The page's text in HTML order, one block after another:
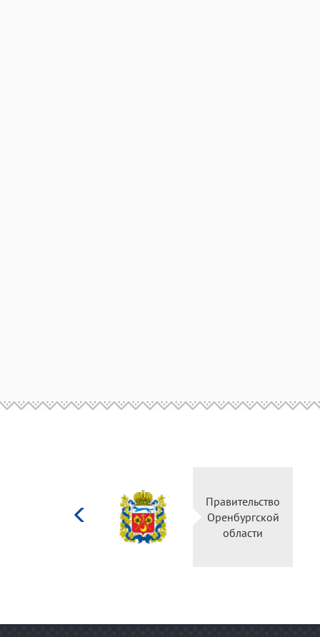
Правительство
Оренбургской
области